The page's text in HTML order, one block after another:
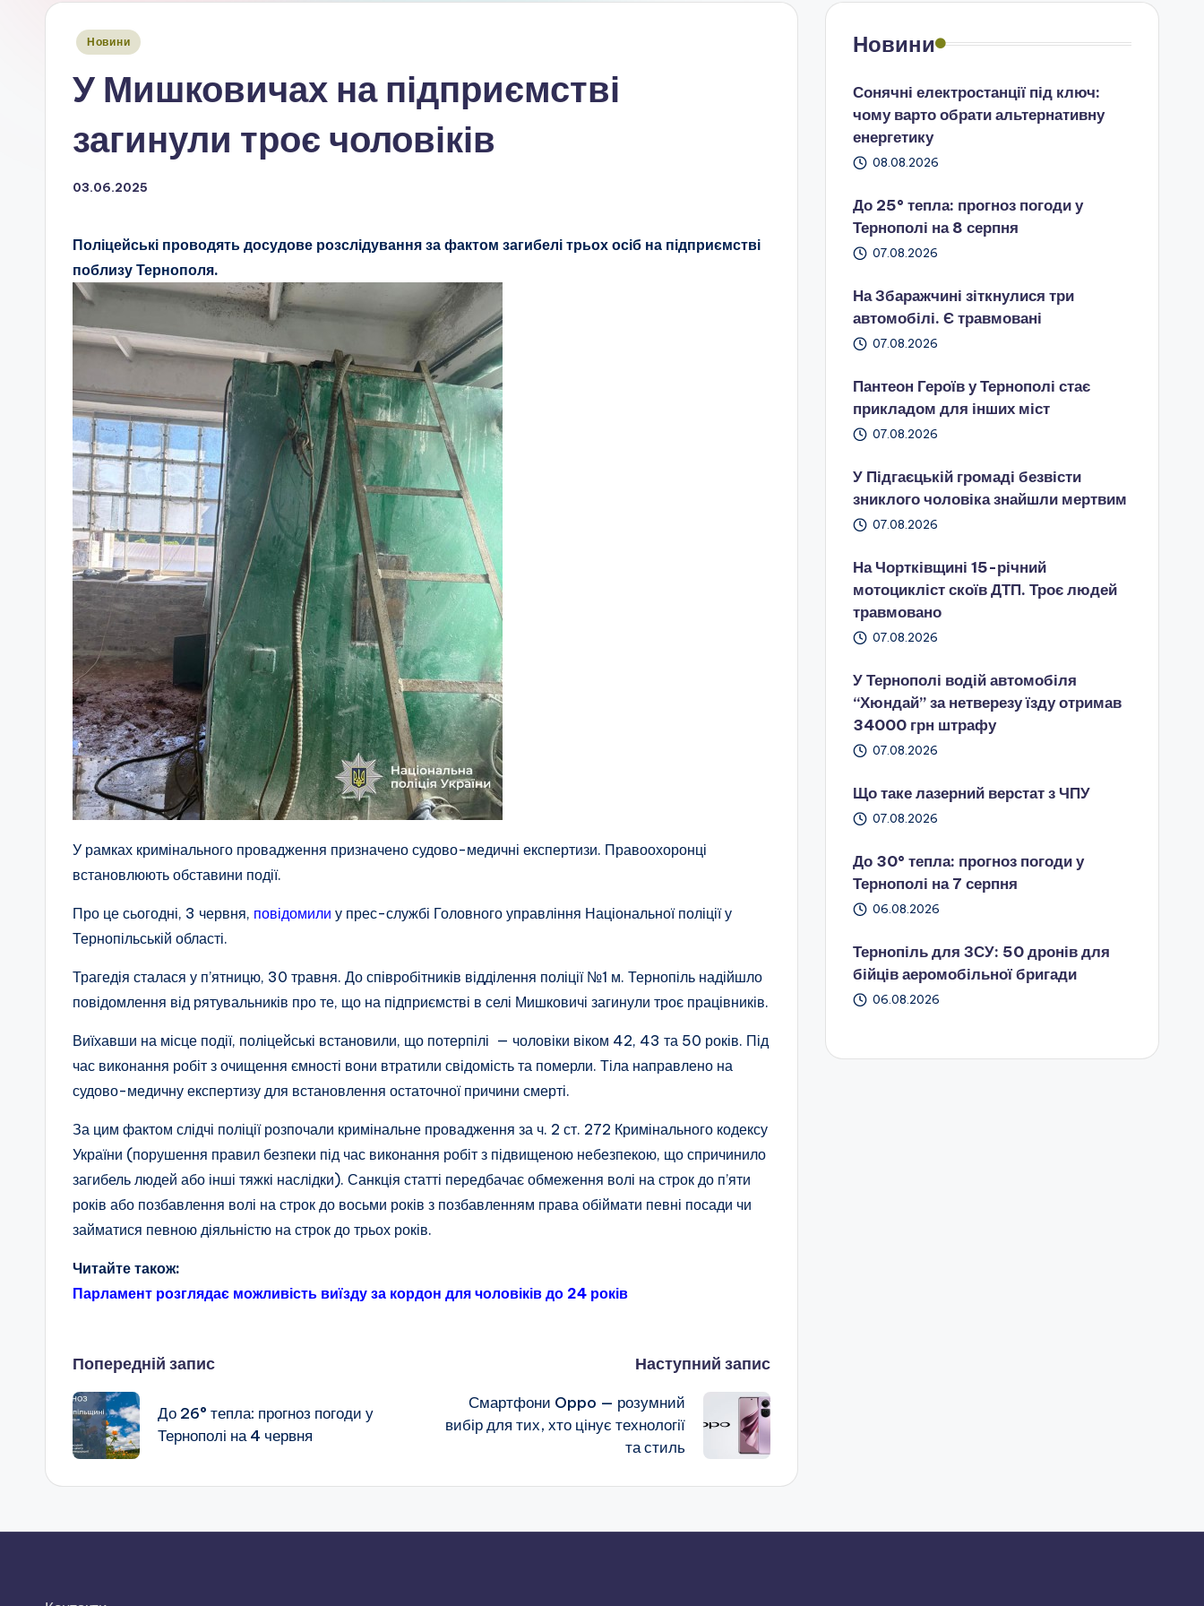
Опубліковано
Новини
У Мишковичах на підприємстві
загинули троє чоловіків
03.06.2025
Поліцейські проводять досудове розслідування за фактом загибелі трьох осіб на підприємстві
поблизу Тернополя.
У рамках кримінального провадження призначено судово-медичні експертизи. Правоохоронці
встановлюють обставини події.
Про це сьогодні, 3 червня, повідомили у прес-службі Головного управління Національної поліції у
Тернопільській області.
Трагедія сталася у п’ятницю, 30 травня. До співробітників відділення поліції №1 м. Тернопіль надійшло
повідомлення від рятувальників про те, що на підприємстві в селі Мишковичі загинули троє працівників.
Виїхавши на місце події, поліцейські встановили, що потерпілі — чоловіки віком 42, 43 та 50 років. Під
час виконання робіт з очищення ємності вони втратили свідомість та померли. Тіла направлено на
судово-медичну експертизу для встановлення остаточної причини смерті.
За цим фактом слідчі поліції розпочали кримінальне провадження за ч. 2 ст. 272 Кримінального кодексу
України (порушення правил безпеки під час виконання робіт з підвищеною небезпекою, що спричинило
загибель людей або інші тяжкі наслідки). Санкція статті передбачає обмеження волі на строк до п’яти
років або позбавлення волі на строк до восьми років з позбавленням права обіймати певні посади чи
займатися певною діяльністю на строк до трьох років.
Читайте також:
Парламент розглядає можливість виїзду за кордон для чоловіків до 24 років
Навігація
по
запису
Попередній запис
До 26° тепла: прогноз погоди у
Тернополі на 4 червня
Наступний запис
Смартфони Oppo — розумний
вибір для тих, хто цінує технології
та стиль
Новини
Сонячні електростанції під ключ:
чому варто обрати альтернативну
енергетику
08.08.2026
До 25° тепла: прогноз погоди у
Тернополі на 8 серпня
07.08.2026
На Збаражчині зіткнулися три
автомобілі. Є травмовані
07.08.2026
Пантеон Героїв у Тернополі стає
прикладом для інших міст
07.08.2026
У Підгаєцькій громаді безвісти
зниклого чоловіка знайшли мертвим
07.08.2026
На Чортківщині 15-річний
мотоцикліст скоїв ДТП. Троє людей
травмовано
07.08.2026
У Тернополі водій автомобіля
“Хюндай” за нетверезу їзду отримав
34000 грн штрафу
07.08.2026
Що таке лазерний верстат з ЧПУ
07.08.2026
До 30° тепла: прогноз погоди у
Тернополі на 7 серпня
06.08.2026
Тернопіль для ЗСУ: 50 дронів для
бійців аеромобільної бригади
06.08.2026